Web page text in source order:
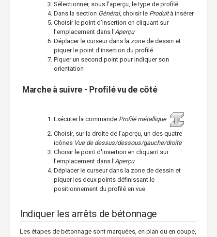
Sélectionner, sous l'aperçu, le type de profilé
Dans la section Général, choisir le Produità insérer
Choisir le point d'insertion en cliquant sur
l'emplacement dans l'Aperçu
Déplacer le curseur dans la zone de dessin et
piquer le point d'insertion du profilé
Piquer un second point pour indiquer son
orientation
Marche à suivre - Profilé vu de côté
Exécuter la commande Profilé métallique
Choisir, sur la droite de l'aperçu, un des quatre
icônes Vue de dessus/dessous/gauche/droite
Choisir le point d'insertion en cliquant sur
l'emplacement dans l'Aperçu
Déplacer le curseur dans la zone de dessin et
piquer les deux points définissant le
positionnement du profilé en vue
Indiquer les arrêts de bétonnage
Les étapes de bétonnage sont marquées, en plan ou en coupe,